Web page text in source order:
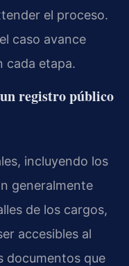
el proceso.
caso avance
cada etapa.
registro público
incluyendo los
generalmente
de los cargos,
accesibles al
documentos que